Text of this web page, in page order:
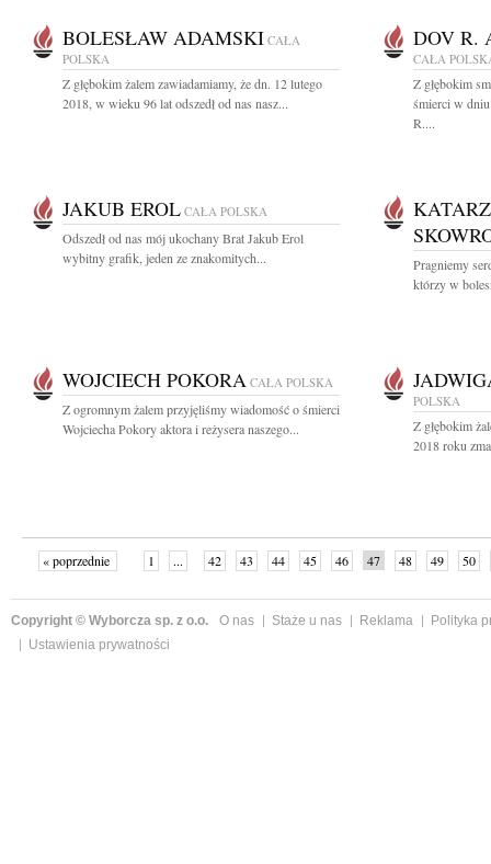
BOLESŁAW ADAMSKI CAŁA
POLSKA
Z głębokim żalem zawiadamiamy, że dn. 12 lutego
2018, w wieku 96 lat odszedł od nas nasz...
DOV R.
CAŁA
Z głębokim
śmierci w
R....
JAKUB EROL CAŁA POLSKA
Odszedł od nas mój ukochany Brat Jakub Erol
wybitny grafik, jeden ze znakomitych...
Pragniemy
którzy w
WOJCIECH POKORA CAŁA POLSKA
Z ogromnym żalem przyjęliśmy wiadomość o śmierci
Wojciecha Pokory aktora i reżysera naszego...
POLSKA
Z głębokim
2018 roku
« poprzednie 1 ... 42 43 44 45 46 47 48 49
50
Copyright © Wyborcza sp. z o.o. O nas Staże u nas Reklama
Polityka
Ustawienia prywatności